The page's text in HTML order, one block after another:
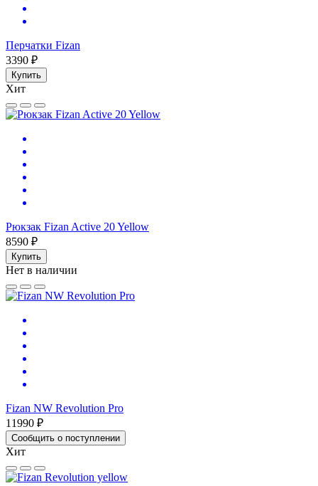
Перчатки Fizan
3390 ₽
Купить
Хит
Рюкзак Fizan Active 20 Yellow
8590 ₽
Купить
Нет в наличии
Fizan NW Revolution Pro
11990 ₽
Сообщить о поступлении
Хит